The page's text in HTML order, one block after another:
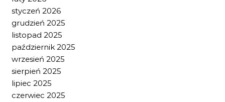
styczeń 2026
grudzień 2025
listopad 2025
październik 2025
wrzesień 2025
sierpień 2025
lipiec 2025
czerwiec 2025